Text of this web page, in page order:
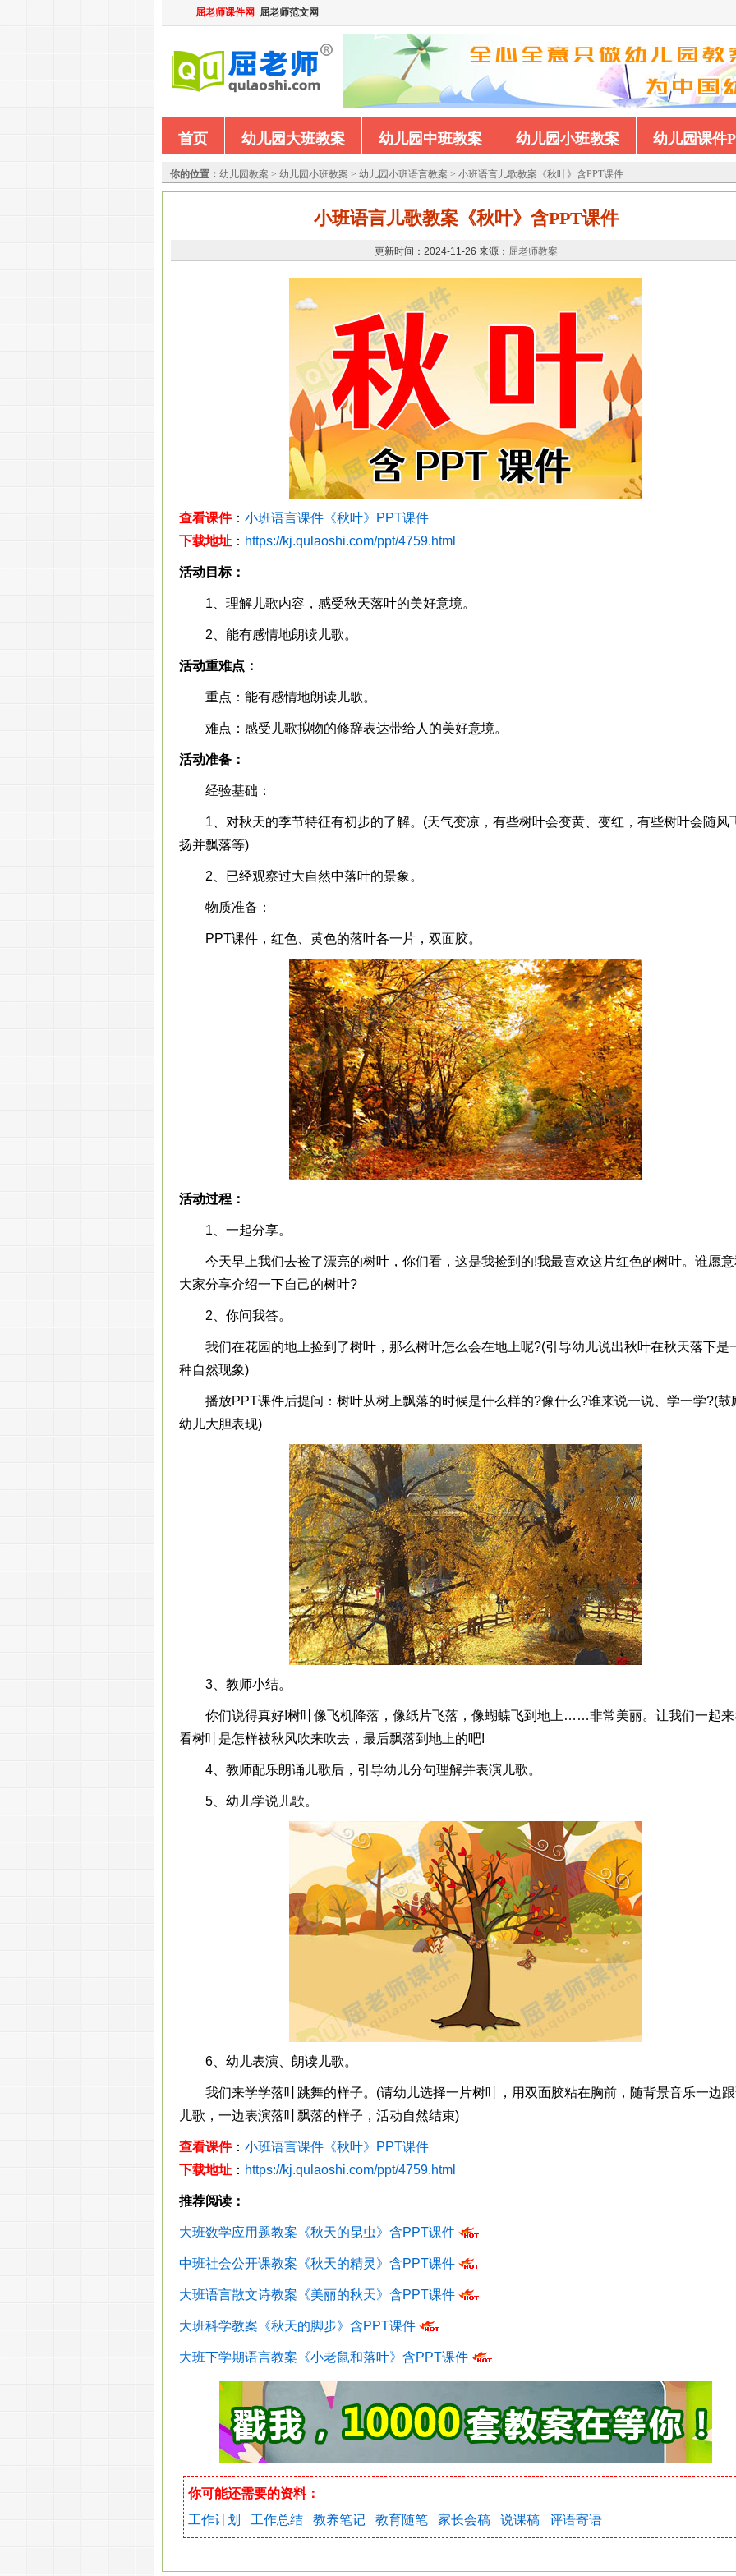
屈老师课件网 屈老师范文网
首页 幼儿园大班教案 幼儿园中班教案 幼儿园小班教案 幼儿园课件
你的位置： 幼儿园教案 > 幼儿园小班教案 > 幼儿园小班语言教案 > 小班语言儿歌教案《秋叶》含PPT课件
小班语言儿歌教案《秋叶》含PPT课件
更新时间：2024-11-26 来源： 屈老师教案
查看课件： 小班语言课件《秋叶》PPT课件
下载地址 ： https://kj.qulaoshi.com/ppt/4759.html
活动目标：
1、理解儿歌内容，感受秋天落叶的美好意境。
2、能有感情地朗读儿歌。
活动重难点：
重点：能有感情地朗读儿歌。
难点：感受儿歌拟物的修辞表达带给人的美好意境。
活动准备：
经验基础：
1、对秋天的季节特征有初步的了解。(天气变凉，有些树叶会变黄、变红，有些树叶会随风
扬并飘落等)
2、已经观察过大自然中落叶的景象。
物质准备：
PPT课件，红色、黄色的落叶各一片，双面胶。
活动过程：
1、一起分享。
今天早上我们去捡了漂亮的树叶，你们看，这是我捡到的!我最喜欢这片红色的树叶。谁愿
大家分享介绍一下自己的树叶?
2、你问我答。
我们在花园的地上捡到了树叶，那么树叶怎么会在地上呢?(引导幼儿说出秋叶在秋天落下是
种自然现象)
播放PPT课件后提问：树叶从树上飘落的时候是什么样的?像什么?谁来说一说、学一学?(鼓
幼儿大胆表现)
3、教师小结。
你们说得真好!树叶像飞机降落，像纸片飞落，像蝴蝶飞到地上……非常美丽。让我们一起来
看树叶是怎样被秋风吹来吹去，最后飘落到地上的吧!
4、教师配乐朗诵儿歌后，引导幼儿分句理解并表演儿歌。
5、幼儿学说儿歌。
6、幼儿表演、朗读儿歌。
我们来学学落叶跳舞的样子。(请幼儿选择一片树叶，用双面胶粘在胸前，随背景音乐一边
儿歌，一边表演落叶飘落的样子，活动自然结束)
查看课件： 小班语言课件《秋叶》PPT课件
下载地址 ： https://kj.qulaoshi.com/ppt/4759.html
推荐阅读：
大班数学应用题教案《秋天的昆虫》含PPT课件
中班社会公开课教案《秋天的精灵》含PPT课件
大班语言散文诗教案《美丽的秋天》含PPT课件
大班科学教案《秋天的脚步》含PPT课件
大班下学期语言教案《小老鼠和落叶》含PPT课件
你可能还需要的资料：
工作计划
工作总结 教养笔记 教育随笔 家长会稿 说课稿 评语寄语